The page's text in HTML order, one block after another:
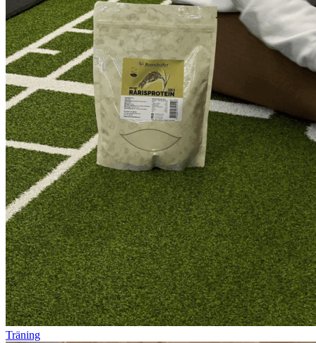
Träning